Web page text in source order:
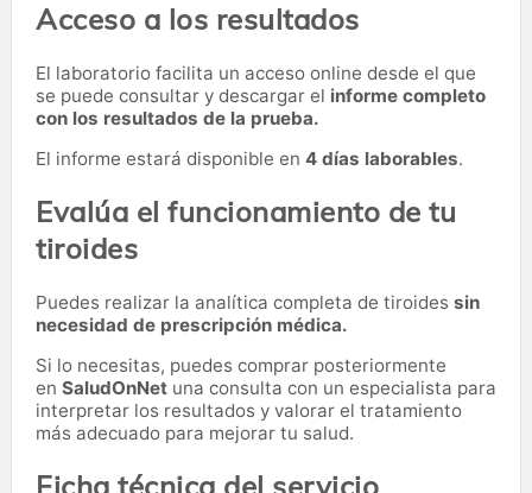
Acceso a los resultados
El laboratorio facilita un acceso online desde el que
se puede consultar y descargar el informe completo
con los resultados de la prueba.
El informe estará disponible en 4 días laborables.
Evalúa el funcionamiento de tu
tiroides
Puedes realizar la analítica completa de tiroides sin
necesidad de prescripción médica.
Si lo necesitas, puedes comprar posteriormente
en SaludOnNet una consulta con un especialista para
interpretar los resultados y valorar el tratamiento
más adecuado para mejorar tu salud.